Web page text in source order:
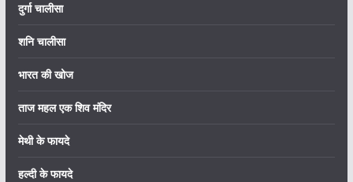
दुर्गा चालीसा
शनि चालीसा
भारत की खोज
ताज महल एक शिव मंदिर
मेथी के फायदे
हल्दी के फायदे